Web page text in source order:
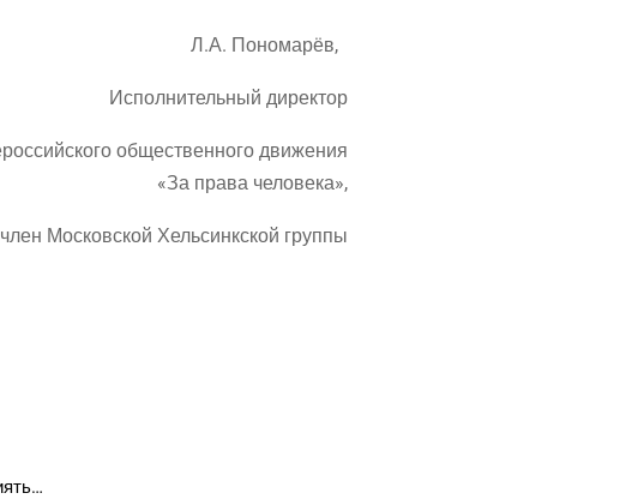
Л.А. Поно­ма­рёв,
Испол­ни­тель­ный директор
обще­ствен­но­го движения
«За пра­ва человека»,
член Мос­ков­ской Хель­синк­ской группы